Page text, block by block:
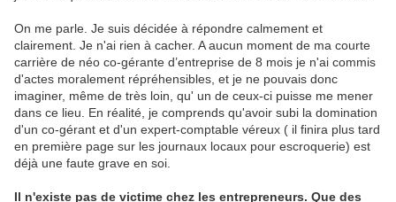
On me parle. Je suis décidée à répondre calmement et
clairement. Je n'ai rien à cacher. A aucun moment de ma courte
carrière de néo co-gérante d’entreprise de 8 mois je n'ai commis
d'actes moralement répréhensibles, et je ne pouvais donc
imaginer, même de très loin, qu' un de ceux-ci puisse me mener
dans ce lieu. En réalité, je comprends qu'avoir subi la domination
d'un co-gérant et d'un expert-comptable véreux ( il finira plus tard
en première page sur les journaux locaux pour escroquerie) est
déjà une faute grave en soi.
Il n'existe pas de victime chez les entrepreneurs. Que des